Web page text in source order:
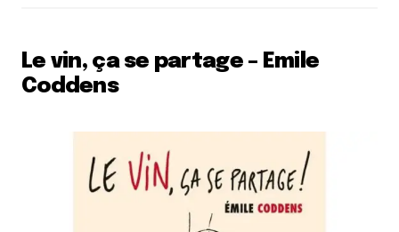
Le vin, ça se partage – Emile
Coddens